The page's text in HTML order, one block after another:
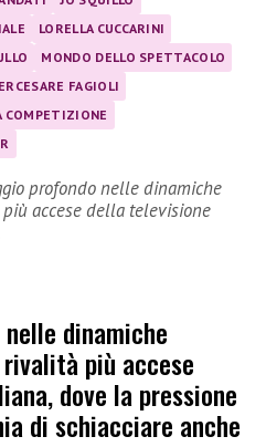
LORELLA CUCCARINI
MONDO DELLO SPETTACOLO
FAGIOLI
COMPETIZIONE
profondo nelle dinamiche
accese della televisione
dinamiche
più accese
dove la pressione
di schiacciare anche